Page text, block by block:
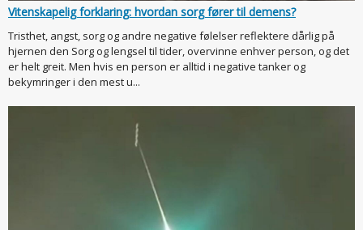
Vitenskapelig forklaring: hvordan sorg fører til demens?
Tristhet, angst, sorg og andre negative følelser reflektere dårlig på
hjernen den Sorg og lengsel til tider, overvinne enhver person, og det
er helt greit. Men hvis en person er alltid i negative tanker og
bekymringer i den mest u...